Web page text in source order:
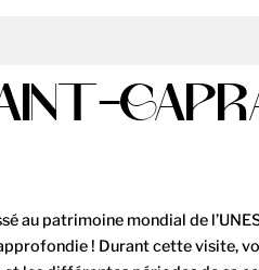
au patrimoine mondial de
! Durant cette visite,